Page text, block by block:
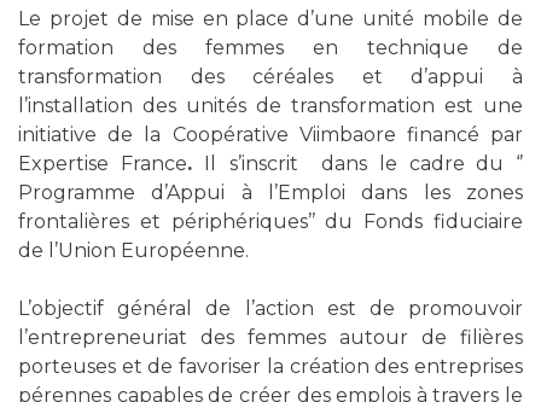
Le projet de mise en place d’une unité mobile de
formation des femmes en technique de
transformation des céréales et d’appui à
l’installation des unités de transformation est une
initiative de la Coopérative Viimbaore financé par
Expertise France. Il
s’inscrit dans le cadre du ‘’
Programme d’Appui à l’Emploi dans les zones
frontalières et périphériques’’ du Fonds fiduciaire
de l’Union Européenne.
L’objectif général de l’action est de promouvoir
l’entrepreneuriat des femmes autour de filières
porteuses et de favoriser la création des entreprises
pérennes capables de créer des emplois à travers le